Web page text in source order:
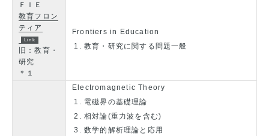
ＦＩＥ
教育フロン
ティア
旧：教育・
研究
＊１
Frontiers in Education
教育・研究に関する問題一般
Electromagnetic Theory
電磁界の基礎理論
相対論(重力波を含む)
数学的解析理論と応用